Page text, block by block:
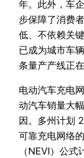
年。此外，车
步保障了消费
低、不依赖关
已成为城市车
条量产产线正在
电动汽车充电
动汽车销量大
因。多州计划
可靠充电网络
（NEVI）公